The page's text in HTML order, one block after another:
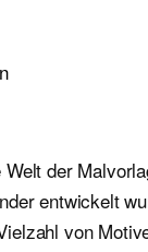
der
entwickelt
von